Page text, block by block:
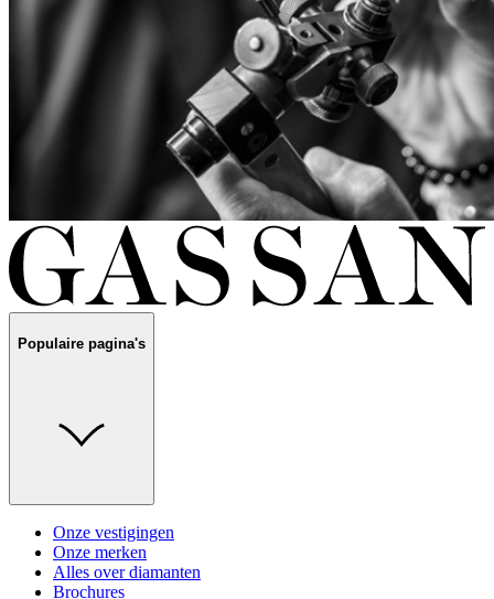
Populaire pagina's
Onze vestigingen
Onze merken
Alles over diamanten
Brochures